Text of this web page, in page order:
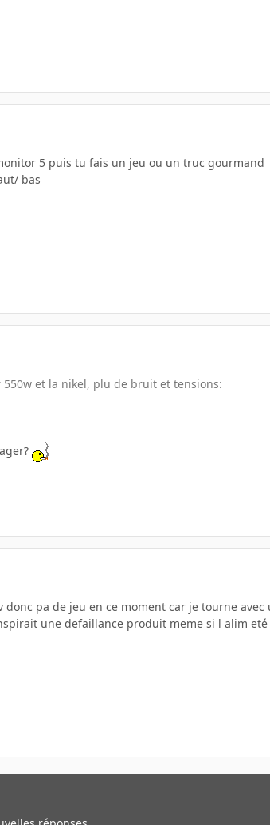
5 puis tu fais un jeu ou un truc gourmand
bas
et la nikel, plu de bruit et tensions:
donc pa de jeu en ce moment car je tourne
une defaillance produit meme si l alim